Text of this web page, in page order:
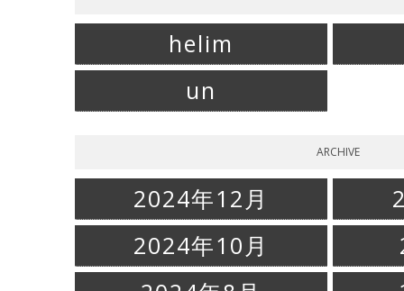
helim
un
ARCHIVE
2024年12月
2024年10月